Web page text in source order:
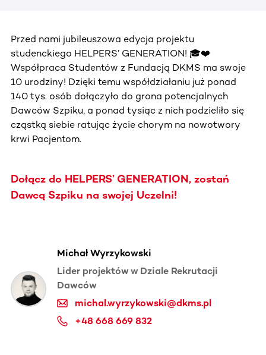
Przed nami jubileuszowa edycja projektu
studenckiego HELPERS’ GENERATION! 🎓❤️
Współpraca Studentów z Fundacją DKMS ma swoje
10 urodziny! Dzięki temu współdziałaniu już ponad
140 tys. osób dołączyło do grona potencjalnych
Dawców Szpiku, a ponad tysiąc z nich podzieliło się
cząstką siebie ratując życie chorym na nowotwory
krwi Pacjentom.
Dołącz do HELPERS’ GENERATION, zostań
Dawcą Szpiku na swojej Uczelni!
Michał Wyrzykowski
Lider projektów w Dziale Rekrutacji
Dawców
michal.wyrzykowski@dkms.pl
+48 668 669 832